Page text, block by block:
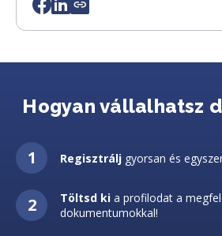
Hogyan vállalhatsz
Regisztrálj gyorsan és
Töltsd ki a profilodat a
dokumentumokkal!